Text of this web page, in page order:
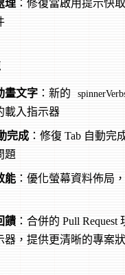
理：修復當啟用提示快
畫文字 ：新的
載入指示器
完成 ：修復 Tab 自動完
題
能 ：優化螢幕資料佈局
饋 ：合併的 Pull
器，提供更清晰的專案